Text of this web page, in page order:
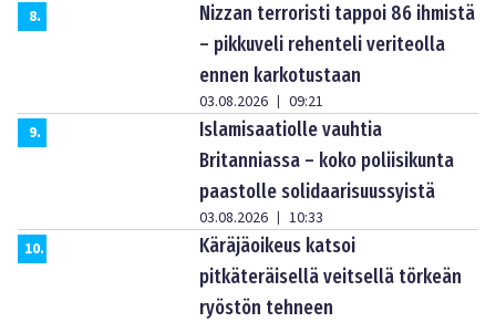
8.
Nizzan terroristi tappoi 86 ihmistä
– pikkuveli rehenteli veriteolla
ennen karkotustaan
03.08.2026 | 09:21
9.
Islamisaatiolle vauhtia
Britanniassa – koko poliisikunta
paastolle solidaarisuussyistä
03.08.2026 | 10:33
10.
Käräjäoikeus katsoi
pitkäteräisellä veitsellä törkeän
ryöstön tehneen